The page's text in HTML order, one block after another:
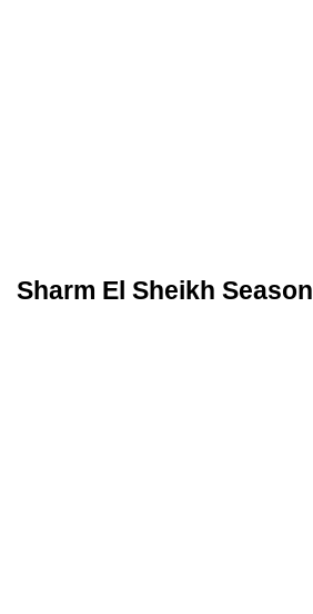
Sharm El Sheikh Season